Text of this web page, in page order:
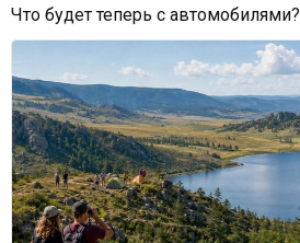
Что будет теперь с автомобилями?